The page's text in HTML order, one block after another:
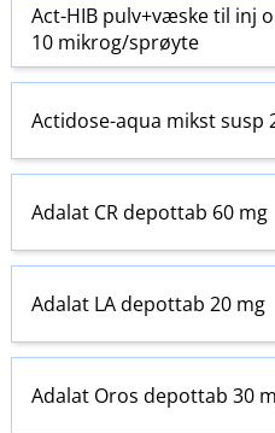
Act-HIB pulv+væske til inj
10 mikrog/sprøyte
Actidose-aqua mikst susp
Adalat CR depottab 60 mg
Adalat LA depottab 20 mg
Adalat Oros depottab 30